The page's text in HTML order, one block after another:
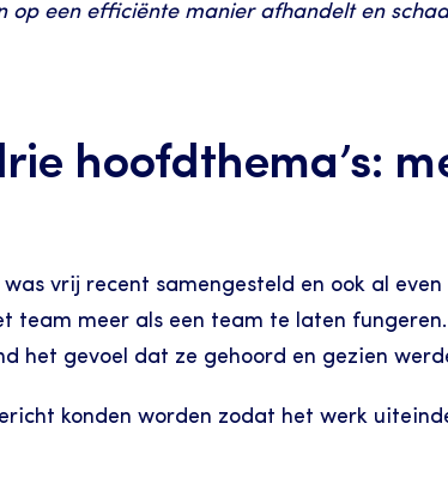
op een efficiënte manier afhandelt en
hoofdthema’s:
vrij recent samengesteld en ook al
meer als een team te laten
het gevoel dat ze gehoord en gezien
konden worden zodat het werk